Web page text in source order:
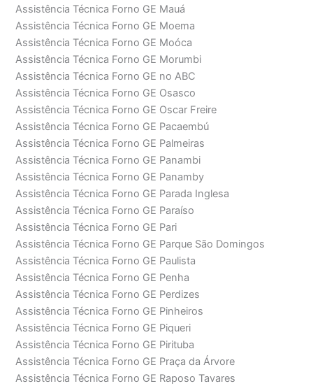
Assistência Técnica Forno GE Mauá
Assistência Técnica Forno GE Moema
Assistência Técnica Forno GE Moóca
Assistência Técnica Forno GE Morumbi
Assistência Técnica Forno GE no ABC
Assistência Técnica Forno GE Osasco
Assistência Técnica Forno GE Oscar Freire
Assistência Técnica Forno GE Pacaembú
Assistência Técnica Forno GE Palmeiras
Assistência Técnica Forno GE Panambi
Assistência Técnica Forno GE Panamby
Assistência Técnica Forno GE Parada Inglesa
Assistência Técnica Forno GE Paraíso
Assistência Técnica Forno GE Pari
Assistência Técnica Forno GE Parque São Domingos
Assistência Técnica Forno GE Paulista
Assistência Técnica Forno GE Penha
Assistência Técnica Forno GE Perdizes
Assistência Técnica Forno GE Pinheiros
Assistência Técnica Forno GE Piqueri
Assistência Técnica Forno GE Pirituba
Assistência Técnica Forno GE Praça da Árvore
Assistência Técnica Forno GE Raposo Tavares